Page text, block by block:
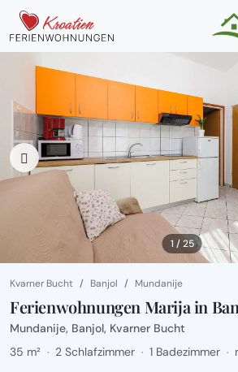
1 / 25
Kvarner Bucht Banjol Mundanije
Ferienwohnungen Marija in
Mundanije, Banjol, Kvarner Bucht
35 m² · 2 Schlafzimmer · 1 Badezimmer ·